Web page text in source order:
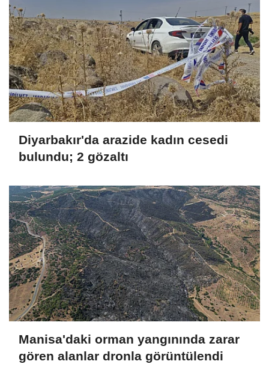
Diyarbakır'da arazide kadın cesedi
bulundu; 2 gözaltı
Manisa'daki orman yangınında zarar
gören alanlar dronla görüntülendi